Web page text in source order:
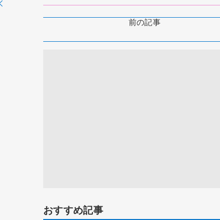
前の記事
おすすめ記事